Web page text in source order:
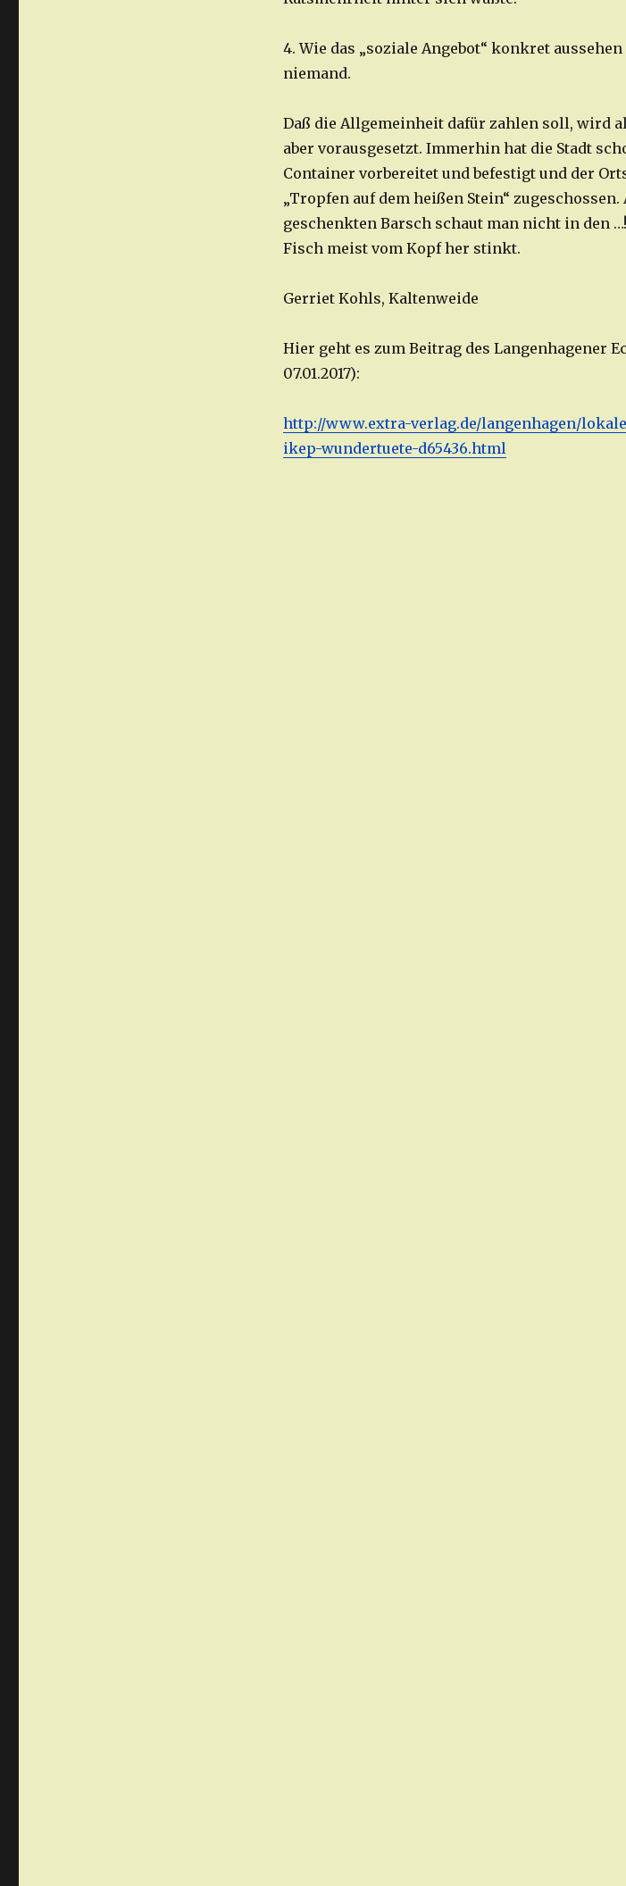
4. Wie das „soziale Angebot“ konkret
niemand.
Daß die Allgemeinheit dafür zahlen soll, wird
aber vorausgesetzt. Immerhin hat die Stadt
Container vorbereitet und befestigt und der
„Tropfen auf dem heißen Stein“ zugeschossen.
geschenkten Barsch schaut man nicht in den
Fisch meist vom Kopf her stinkt.
Gerriet Kohls, Kaltenweide
Hier geht es zum Beitrag des Langenhagener
07.01.2017):
http://www.extra-verlag.de/langenhagen/
ikep-wundertuete-d65436.html